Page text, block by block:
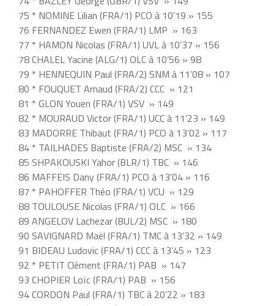
75 * NOMINE Lilian (FRA/1) PCO à 10’19 » 155
76 FERNANDEZ Ewen (FRA/1) LMP » 163
77 * HAMON Nicolas (FRA/1) UVL à 10’37 » 156
78 CHALEL Yacine (ALG/1) OLC à 10’56 » 98
79 * HENNEQUIN Paul (FRA/2) SNM à 11’08 » 107
80 * FOUQUET Arnaud (FRA/2) CCC » 121
81 * GLON Youen (FRA/1) VSV » 149
82 * MOURAUD Victor (FRA/1) UCC à 11’23 » 149
83 MADORRE Thibaut (FRA/1) PCO à 13’02 » 117
84 * TAILHADES Baptiste (FRA/2) MSC » 134
85 SHPAKOUSKI Yahor (BLR/1) TBC » 146
86 MAFFEIS Dany (FRA/1) PCO à 13’04 » 116
87 * PAHOFFER Théo (FRA/1) VCU » 129
88 TOULOUSE Nicolas (FRA/1) OLC » 166
89 ANGELOV Lachezar (BUL/2) MSC » 180
90 SAVIGNARD Maël (FRA/1) TMC à 13’32 » 149
91 BIDEAU Ludovic (FRA/1) CCC à 13’45 » 123
92 * PETIT Clément (FRA/1) PAB » 147
93 CHOPIER Loïc (FRA/1) PAB » 156
94 CORDON Paul (FRA/1) TBC à 20’22 » 183